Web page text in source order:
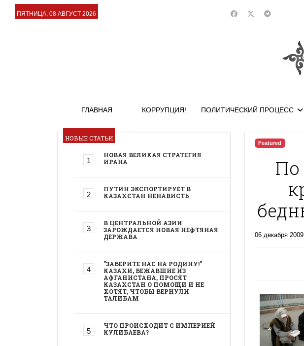
ПЯТНИЦА, 08 АВГУСТ 2026
ГЛАВНАЯ КОРРУПЦИЯ! ПОЛИТИЧЕСКИЙ ПРОЦЕСС
НОВЫЕ СТАТЬИ
НОВАЯ ВЕЛИКАЯ СТРАТЕГИЯ
ИРАНА
ПУТИН ЭКСПОРТИРУЕТ В
КАЗАХСТАН НЕНАВИСТЬ
В ЦЕНТРАЛЬНОЙ АЗИИ
ЗАРОЖДАЕТСЯ НОВАЯ НЕФТЯНАЯ
ДЕРЖАВА
"ЗАБЕРИТЕ НАС НА РОДИНУ!"
КАЗАХИ, БЕЖАВШИЕ ИЗ
АФГАНИСТАНА, ПРОСЯТ
КАЗАХСТАН О ПОМОЩИ И НЕ
ХОТЯТ, ЧТОБЫ ВЕРНУЛИ
ТАЛИБАМ
ЧТО ПРОИСХОДИТ С ИМПЕРИЕЙ
КУЛИБАЕВА?
Featured
По
06 декабря 2009